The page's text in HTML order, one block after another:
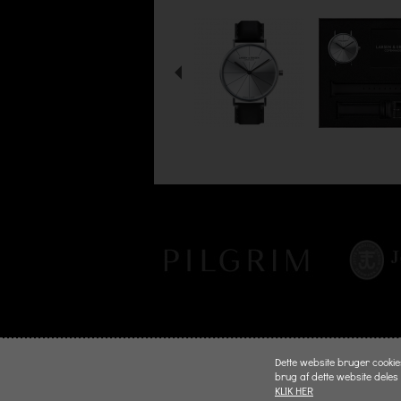
Dette website bruger
brug af dette website
KLIK HER